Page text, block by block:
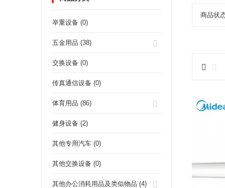
举重设备 (0)
五金用品 (38)
交换设备 (0)
传真通信设备 (0)
体育用品 (86)
健身设备 (2)
其他专用汽车 (0)
其他交换设备 (0)
其他办公消耗用品及类似物品 (4)
商品状